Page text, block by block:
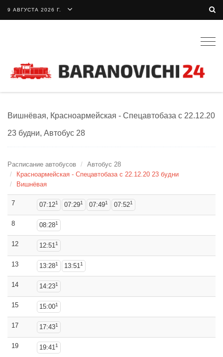
9 АВГУСТА 2026 Г.
Вишнёвая, Красноармейская - Спецавтобаза с 22.12.20
23 будни, Автобус 28
Расписание автобусов
Автобус 28
Красноармейская - Спецавтобаза с 22.12.20 23 будни
Вишнёвая
7 07:121 07:291 07:491 07:521
8 08:281
12 12:511
13 13:281 13:511
14 14:231
15 15:001
17 17:431
19 19:411